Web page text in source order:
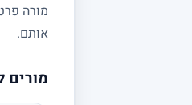
מורה
אותם.
מורים